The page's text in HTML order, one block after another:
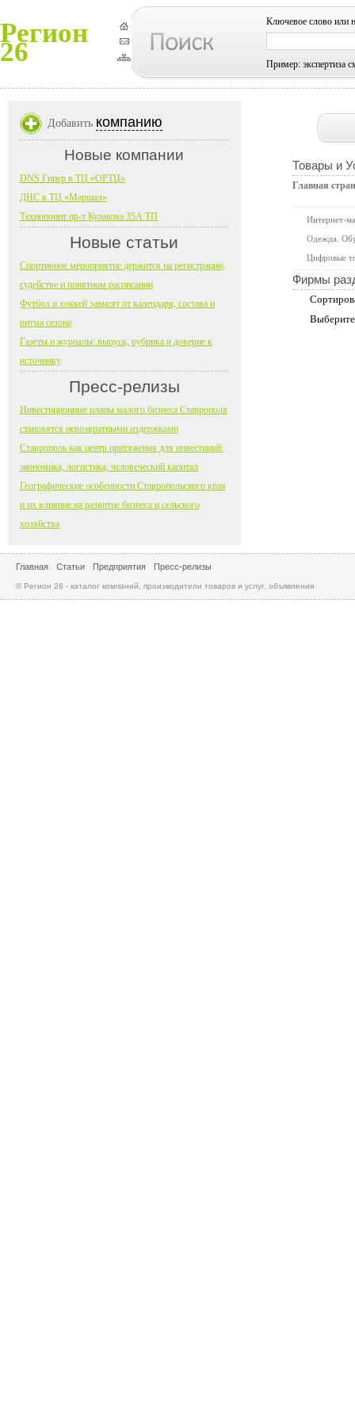
Регион
26
Ключевое слово или
Пример: экспертиза
Товары и
Главная
Интернет-
Одежда.
Цифровые
Фирмы
Добавить компанию
Новые компании
DNS Гипер в ТЦ «ОРТЦ»
ДНС в ТЦ «Маршал»
Технопоинт пр-т Кулакова 35А ТП
Новые статьи
Спортивное мероприятие держится на регистрации,
судействе и понятном расписании
Футбол и хоккей зависят от календаря, состава и
ритма сезона
Газеты и журналы: выпуск, рубрика и доверие к
источнику
Пресс-релизы
Инвестиционные планы малого бизнеса Ставрополя
становятся невозвратными издержками
Ставрополь как центр притяжения для инвестиций:
экономика, логистика, человеческий капитал
Географические особенности Ставропольского края
и их влияние на развитие бизнеса и сельского
хозяйства
Главная Статьи Предприятия Пресс-релизы
© Регион 26 - каталог компаний, производители товаров и услуг, объявления